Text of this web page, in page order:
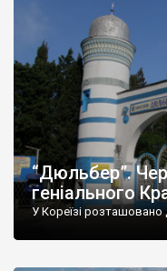
“Дюльбер”.
геніального
У Кореїзі розташовано